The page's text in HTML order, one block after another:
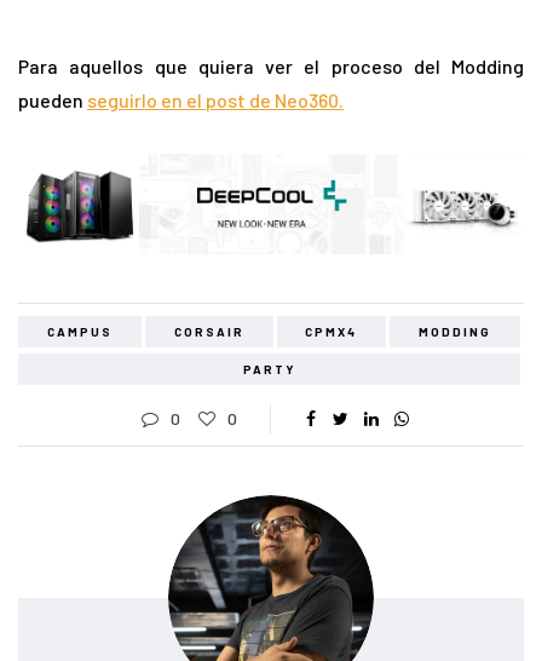
Para aquellos que quiera ver el proceso del Modding
pueden seguirlo en el post de Neo360.
CAMPUS CORSAIR CPMX4 MODDING
PARTY
0 0